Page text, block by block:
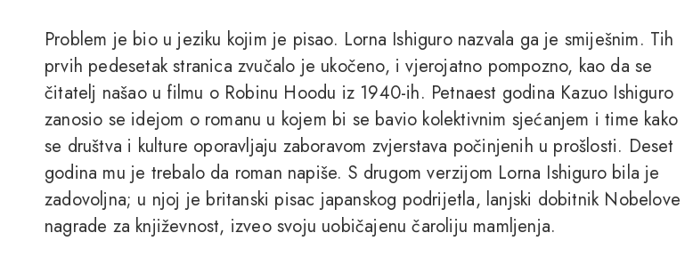
Problem je bio u jeziku kojim je pisao. Lorna Ishiguro nazvala ga je smiješnim. Tih
prvih pedesetak stranica zvučalo je ukočeno, i vjerojatno pompozno, kao da se
čitatelj našao u filmu o Robinu Hoodu iz 1940-ih. Petnaest godina Kazuo Ishiguro
zanosio se idejom o romanu u kojem bi se bavio kolektivnim sjećanjem i time kako
se društva i kulture oporavljaju zaboravom zvjerstava počinjenih u prošlosti. Deset
godina mu je trebalo da roman napiše. S drugom verzijom Lorna Ishiguro bila je
zadovoljna; u njoj je britanski pisac japanskog podrijetla, lanjski dobitnik Nobelove
nagrade za književnost, izveo svoju uobičajenu čaroliju mamljenja.